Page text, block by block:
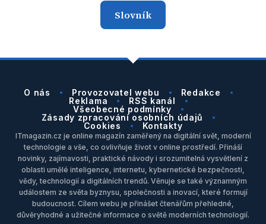
Slovník
O nás Provozovatel webu
Redakce
Reklama
RSS kanál
Všeobecné podmínky
Zásady zpracování osobních údajů
Cookies
Kontakty
ITmagazin.cz je online magazín zaměřený na digitální svět, moderní
technologie a vše, co ovlivňuje život v online prostředí. Přináší
novinky, zajímavosti, praktické návody i srozumitelná vysvětlení z
oblasti umělé inteligence, internetu, kybernetické bezpečnosti,
vědy, technologií a digitálních trendů. Věnuje se také významným
událostem ze světa byznysu, společnosti a inovací, které formují
budoucnost. Cílem webu je přinášet čtenářům přehledné,
důvěryhodné a užitečné informace o světě moderních technologií.